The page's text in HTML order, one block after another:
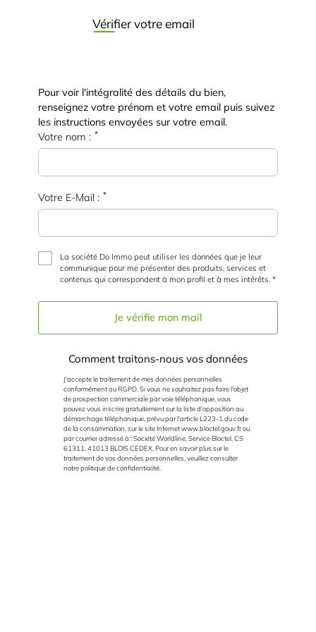
Vérifier votre email
Pour voir l'intégralité des détails du bien,
renseignez votre prénom et votre email puis suivez
les instructions envoyées sur votre email.
Votre nom : *
Votre E-Mail : *
La société Do Immo peut utiliser les données que je leur
communique pour me présenter des produits, services et
contenus qui correspondent à mon profil et à mes intérêts. *
Je vérifie mon mail
Comment traitons-nous vos données
J'accepte le traitement de mes données personnelles
conformément au RGPD. Si vous ne souhaitez pas faire l'objet
de prospection commerciale par voie téléphonique, vous
pouvez vous inscrire gratuitement sur la liste d'opposition au
démarchage téléphonique, prévu par l'article L223-1 du code
de la consommation, sur le site Internetwww.bloctel.gouv.frou
par courrier adressé à : Société Worldline, Service Bloctel, CS
61311, 41013 BLOIS CEDEX. Pour en savoir plus sur le
traitement de vos données personnelles, veuillez consulter
notre politique de confidentialité.